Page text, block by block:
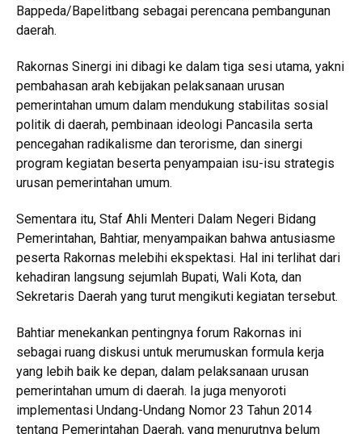
Bappeda/Bapelitbang sebagai perencana pembangunan
daerah.
Rakornas Sinergi ini dibagi ke dalam tiga sesi utama, yakni
pembahasan arah kebijakan pelaksanaan urusan
pemerintahan umum dalam mendukung stabilitas sosial
politik di daerah, pembinaan ideologi Pancasila serta
pencegahan radikalisme dan terorisme, dan sinergi
program kegiatan beserta penyampaian isu-isu strategis
urusan pemerintahan umum.
Sementara itu, Staf Ahli Menteri Dalam Negeri Bidang
Pemerintahan, Bahtiar, menyampaikan bahwa antusiasme
peserta Rakornas melebihi ekspektasi. Hal ini terlihat dari
kehadiran langsung sejumlah Bupati, Wali Kota, dan
Sekretaris Daerah yang turut mengikuti kegiatan tersebut.
Bahtiar menekankan pentingnya forum Rakornas ini
sebagai ruang diskusi untuk merumuskan formula kerja
yang lebih baik ke depan, dalam pelaksanaan urusan
pemerintahan umum di daerah. Ia juga menyoroti
implementasi Undang-Undang Nomor 23 Tahun 2014
tentang Pemerintahan Daerah, yang menurutnya belum